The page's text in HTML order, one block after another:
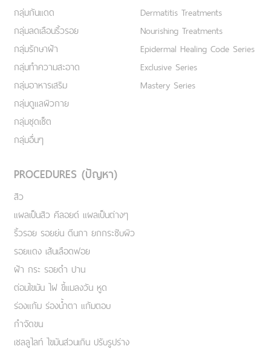
กลุ่มกันแดด
กลุ่มลดเลือนริ้วรอย
กลุ่มรักษาฝ้า
กลุ่มทำความสะอาด
กลุ่มอาหารเสริม
กลุ่มดูแลผิวกาย
กลุ่มชุดเซ็ต
กลุ่มอื่นๆ
Dermatitis Treatments
Nourishing Treatments
Epidermal Healing Code Series
Exclusive Series
Mastery Series
PROCEDURES (ปัญหา)
สิว
แผลเป็นสิว คีลอยด์ แผลเป็นต่างๆ
ริ้วรอย รอยย่น ตีนกา ยกกระชับผิว
รอยแดง เส้นเลือดฟอย
ฝ้า กระ รอยดำ ปาน
ต่อมไขมัน ไฝ ขี้แมลงวัน หูด
ร่องแก้ม ร่องน้ำตา แก้มตอบ
กำจัดขน
เชลลูไลท์ ไขมันส่วนเกิน ปรับรูปร่าง